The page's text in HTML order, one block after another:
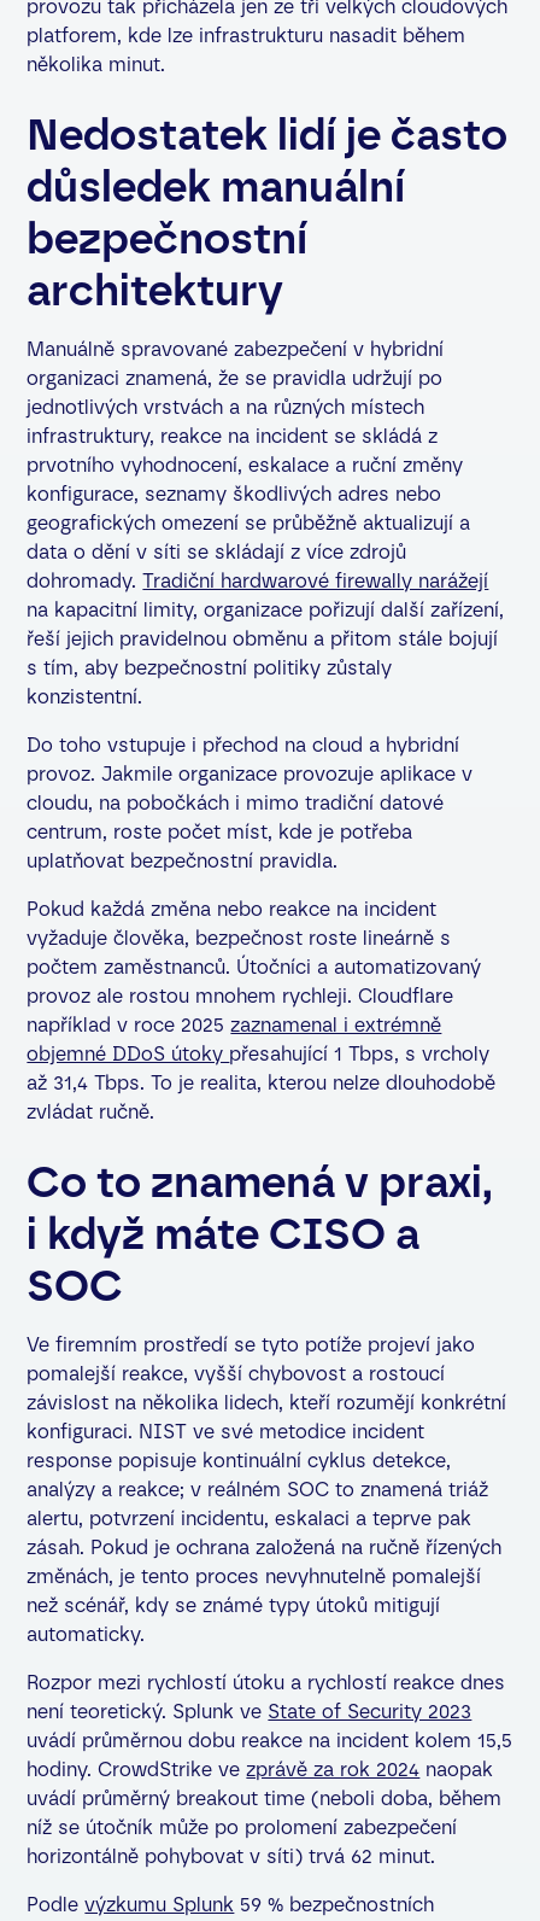
provozu tak přicházela jen ze tří velkých cloudových
platforem, kde lze infrastrukturu nasadit během
několika minut.
Nedostatek lidí je často
důsledek manuální
bezpečnostní
architektury
Manuálně spravované zabezpečení v hybridní
organizaci znamená, že se pravidla udržují po
jednotlivých vrstvách a na různých místech
infrastruktury, reakce na incident se skládá z
prvotního vyhodnocení, eskalace a ruční změny
konfigurace, seznamy škodlivých adres nebo
geografických omezení se průběžně aktualizují a
data o dění v síti se skládají z více zdrojů
dohromady.Tradiční hardwarové firewally narážejí
na kapacitní limity, organizace pořizují další zařízení,
řeší jejich pravidelnou obměnu a přitom stále bojují
s tím, aby bezpečnostní politiky zůstaly
konzistentní.
Do toho vstupuje i přechod na cloud a hybridní
provoz. Jakmile organizace provozuje aplikace v
cloudu, na pobočkách i mimo tradiční datové
centrum, roste počet míst, kde je potřeba
uplatňovat bezpečnostní pravidla.
Pokud každá změna nebo reakce na incident
vyžaduje člověka, bezpečnost roste lineárně s
počtem zaměstnanců. Útočníci a automatizovaný
provoz ale rostou mnohem rychleji. Cloudflare
například v roce 2025zaznamenal i extrémně
objemné DDoS útoky přesahující 1 Tbps, s vrcholy
až 31,4 Tbps. To je realita, kterou nelze dlouhodobě
zvládat ručně.
Co to znamená v praxi,
i když máte CISO a
SOC
Ve firemním prostředí se tyto potíže projeví jako
pomalejší reakce, vyšší chybovost a rostoucí
závislost na několika lidech, kteří rozumějí konkrétní
konfiguraci. NIST ve své metodice incident
response popisuje kontinuální cyklus detekce,
analýzy a reakce; v reálném SOC to znamená triáž
alertu, potvrzení incidentu, eskalaci a teprve pak
zásah. Pokud je ochrana založená na ručně řízených
změnách, je tento proces nevyhnutelně pomalejší
než scénář, kdy se známé typy útoků mitigují
automaticky.
Rozpor mezi rychlostí útoku a rychlostí reakce dnes
není teoretický. Splunk ve State of Security 2023
uvádí průměrnou dobu reakce na incident kolem 15,5
hodiny. CrowdStrike vezprávě za rok 2024 naopak
uvádí průměrný breakout time (neboli doba, během
níž se útočník může po prolomení zabezpečení
horizontálně pohybovat v síti) trvá 62 minut.
Podlevýzkumu Splunk 59 % bezpečnostních